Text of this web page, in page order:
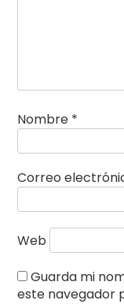
Nombre *
Correo
Web
Guarda mi
este navegador